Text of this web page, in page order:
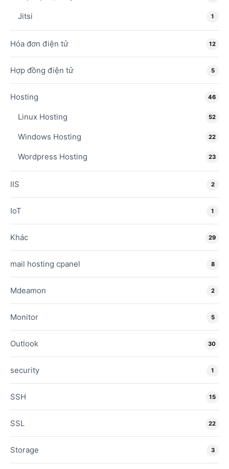
Jitsi 1
Hóa đơn điện tử 12
Hợp đồng điện tử 5
Hosting 46
Linux Hosting 52
Windows Hosting 22
Wordpress Hosting 23
IIS 2
IoT 1
Khác 29
mail hosting cpanel 8
Mdeamon 2
Monitor 5
Outlook 30
security 1
SSH 15
SSL 22
Storage 3